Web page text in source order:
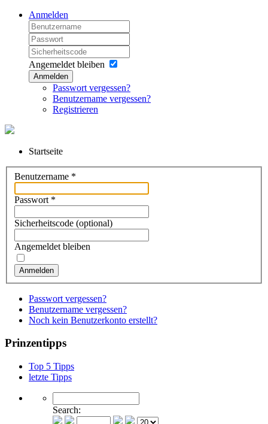
Anmelden
Angemeldet bleiben
Anmelden
Passwort vergessen?
Benutzername vergessen?
Registrieren
Startseite
Benutzername *
Passwort *
Sicherheitscode (optional)
Angemeldet bleiben
Anmelden
Passwort vergessen?
Benutzername vergessen?
Noch kein Benutzerkonto erstellt?
Prinzentipps
Top 5 Tipps
letzte Tipps
Search: